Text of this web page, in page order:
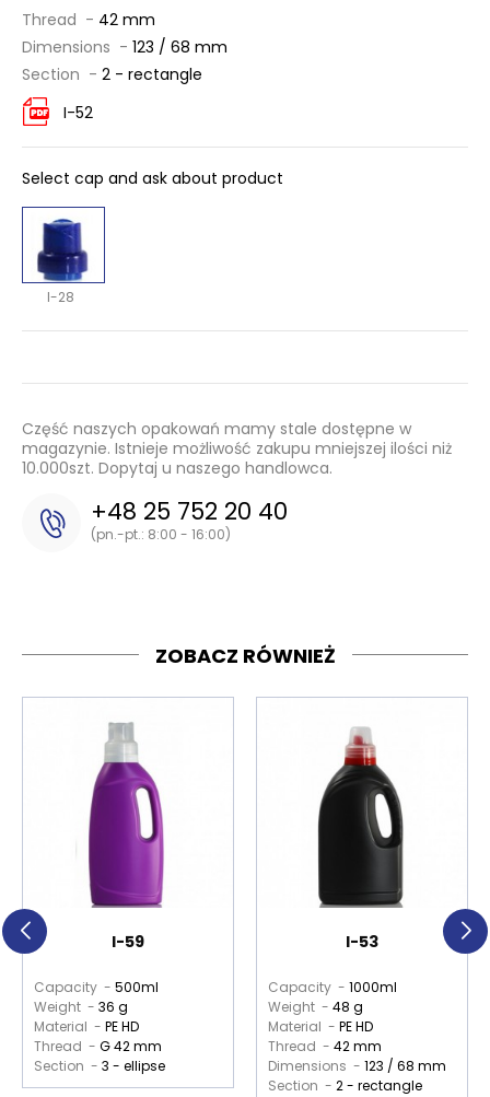
Thread - 42 mm
Dimensions - 123 / 68 mm
Section - 2 - rectangle
I-52
Select cap and ask about product
I-28
Część naszych opakowań mamy stale dostępne w
magazynie. Istnieje możliwość zakupu mniejszej ilości niż
10.000szt. Dopytaj u naszego handlowca.
+48 25 752 20 40
(pn.-pt.: 8:00 - 16:00)
ZOBACZ RÓWNIEŻ
I-59
Capacity - 500ml
Weight - 36 g
Material - PE HD
Thread - G 42 mm
Section - 3 - ellipse
I-53
Capacity - 1000ml
Weight - 48 g
Material - PE HD
Thread - 42 mm
Dimensions - 123 / 68 mm
Section - 2 - rectangle